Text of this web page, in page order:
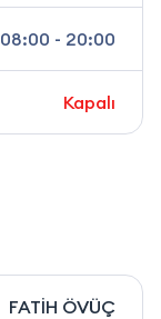
08:00 - 20:00
Kapalı
FATİH ÖVÜÇ